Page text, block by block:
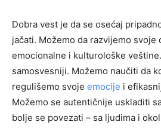
Dobra vest je da se osećaj
jačati. Možemo da razvijemo svoje
emocionalne i kulturološke
samosvesniji. Možemo naučiti da
regulišemo svoje emocije i
Možemo se autentičnije uskladiti
bolje se povezati – sa ljudima i